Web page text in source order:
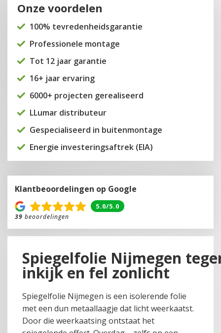
Spiegelfolie Nijmegen
inkijk en fel zonlicht
Spiegelfolie Nijmegen is een isolerende folie
met een dun metaallaagje dat licht weerkaatst.
Door die weerkaatsing ontstaat het
Onze voordelen
100% tevredenheidsgarantie
Professionele montage
Tot 12 jaar garantie
16+ jaar ervaring
6000+ projecten gerealiseerd
LLumar distributeur
Gespecialiseerd in buitenmontage
Energie investeringsaftrek (EIA)
Klantbeoordelingen op Google
5.0/5.0
39 beoordelingen